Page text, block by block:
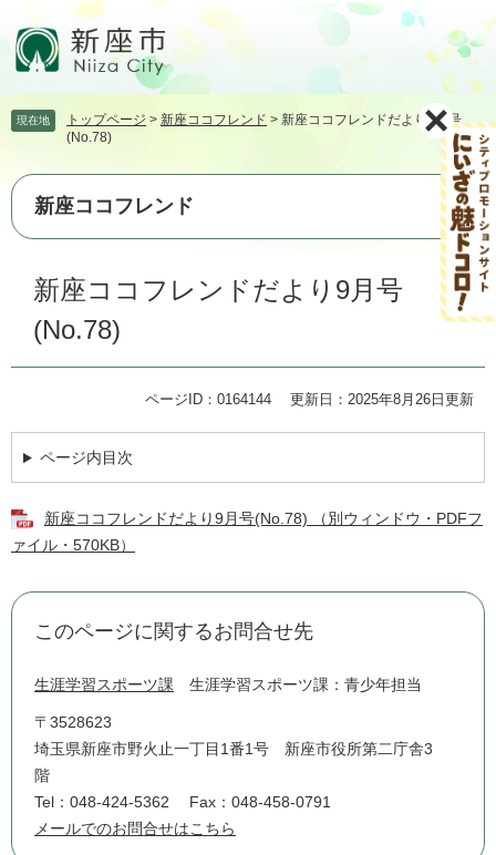
頭
す。
飛
て
本
現在地 トップページ > 新座ココフレンド > 新座ココフレンドだより9月号
(No.78)
新座ココフレンド
新座ココフレンドだより9月号
(No.78)
ページID：0164144 更新日：2025年8月26日更新
ページ内目次
新座ココフレンドだより9月号(No.78) （別ウィンドウ・PDFフ
ァイル・570KB）
このページに関するお問合せ先
生涯学習スポーツ課 生涯学習スポーツ課：青少年担当
〒3528623
埼玉県新座市野火止一丁目1番1号 新座市役所第二庁舎3
階
Tel：048-424-5362
Fax：048-458-0791
メールでのお問合せはこちら